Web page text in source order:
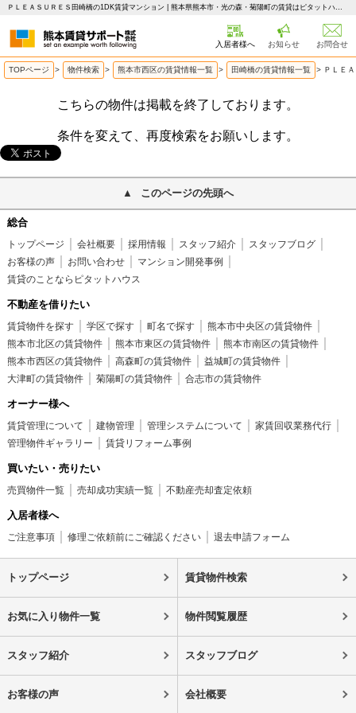
ＰＬＥＡＳＵＲＥＳ田崎橋の1DK賃貸マンション | 熊本県熊本市・光の森・菊陽町の賃貸はピタットハウス 熊本賃貸サポート
入居者様へ お知らせ お問合せ
TOPページ > 物件検索 > 熊本市西区の賃貸情報一覧 > 田崎橋の賃貸情報一覧 > ＰＬＥ
こちらの物件は掲載を終了しております。
条件を変えて、再度検索をお願いします。
このページの先頭へ
総合
トップページ 会社概要 採用情報 スタッフ紹介
スタッフブログ
お客様の声
お問い合わせ
マンション開発事例
賃貸のことならピタットハウス
不動産を借りたい
賃貸物件を探す 学区で探す 町名で探す
熊本市中央区の賃貸物件
熊本市北区の賃貸物件
熊本市東区の賃貸物件
熊本市南区の賃貸物件
熊本市西区の賃貸物件
高森町の賃貸物件
益城町の賃貸物件
大津町の賃貸物件
菊陽町の賃貸物件 合志市の賃貸物件
オーナー様へ
賃貸管理について 建物管理 管理システムについて
家賃回収業務代行
管理物件ギャラリー
賃貸リフォーム事例
買いたい・売りたい
売買物件一覧 売却成功実績一覧 不動産売却査定依頼
入居者様へ
ご注意事項 修理ご依頼前にご確認ください 退去申請フォーム
トップページ 賃貸物件検索
お気に入り物件一覧 物件閲覧履歴
スタッフ紹介 スタッフブログ
お客様の声 会社概要